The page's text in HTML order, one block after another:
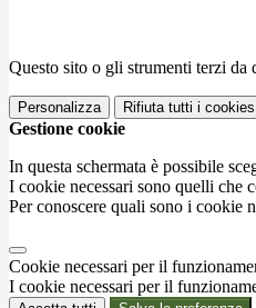
Questo sito o gli strumenti terzi
Personalizza Rifiuta tutti i cookies
Gestione cookie
In questa schermata è possibile
I cookie necessari sono quelli che
Per conoscere quali sono i cookie
Cookie necessari per il
I cookie necessari per il